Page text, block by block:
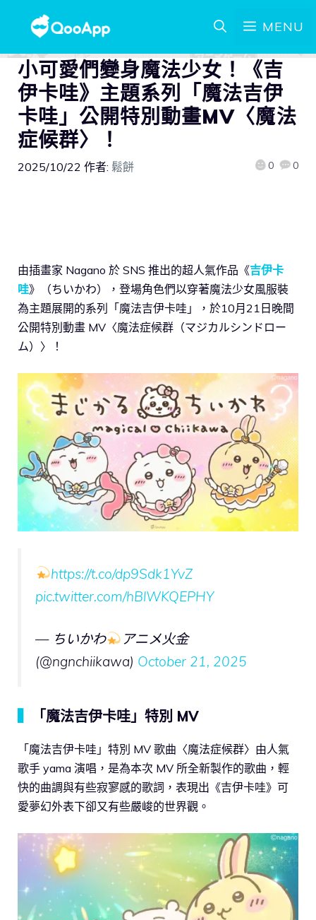
MENU
小可愛們變身魔法少女！《吉
伊卡哇》主題系列「魔法吉伊
卡哇」公開特別動畫MV〈魔法
症候群〉！
2025/10/22 作者: 鬆餅 0 0
由插畫家 Nagano 於 SNS 推出的超人氣作品《吉伊卡
哇》（ちいかわ），登場角色們以穿著魔法少女風服裝
為主題展開的系列「魔法吉伊卡哇」，於10月21日晚間
公開特別動畫 MV〈魔法症候群（マジカルシンドロー
ム）〉！
https://t.co/dp9Sdk1YvZ
pic.twitter.com/hBlWKQEPHY
— ちいかわ
アニメ火金
(@ngnchiikawa) October 21, 2025
「魔法吉伊卡哇」特別 MV
「魔法吉伊卡哇」特別 MV 歌曲〈魔法症候群〉由人氣
歌手 yama 演唱，是為本次 MV 所全新製作的歌曲，輕
快的曲調與有些寂寥感的歌詞，表現出《吉伊卡哇》可
愛夢幻外表下卻又有些嚴峻的世界觀。